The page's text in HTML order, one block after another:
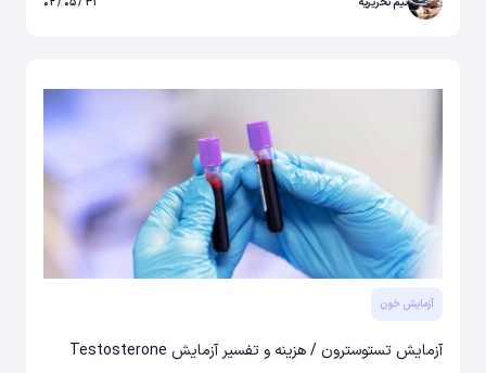
ترومبوز ورید عمقی، آمبولی ریوی و انعقاد داخل عروقی ایجاد کرده است.
آزمایش خون
آزمایش تستوسترون / هزینه و تفسیر آزمایش Testosterone